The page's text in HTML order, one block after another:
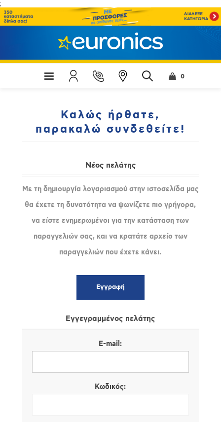
;
0
Καλώς ήρθατε,
παρακαλώ συνδεθείτε!
Νέος πελάτης
Με τη δημιουργία λογαριασμού στην ιστοσελίδα μας
θα έχετε τη δυνατότητα να ψωνίζετε πιο γρήγορα,
να είστε ενημερωμένοι για την κατάσταση των
παραγγελιών σας, και να κρατάτε αρχείο των
παραγγελιών που έχετε κάνει.
Εγγεγραμμένος πελάτης
E-mail:
Κωδικός: